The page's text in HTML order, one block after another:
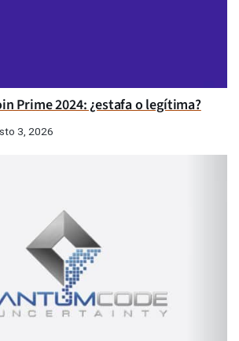
Prime 2024: ¿estafa o legítima?
3, 2026